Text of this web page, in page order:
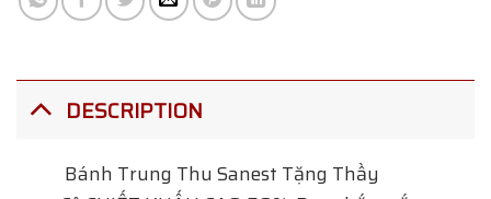
DESCRIPTION
Bánh Trung Thu Sanest Tặng Thầy